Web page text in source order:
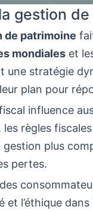
gestion
de patrimoine
mondiales et
une stratégie
plan pour
influence
règles
gestion plus
pertes.
et l’éthique